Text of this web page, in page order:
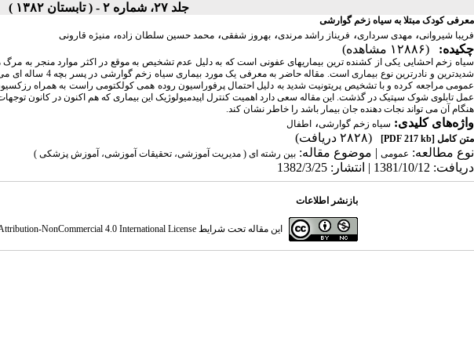
جلد ۲۷، شماره ۲ - ( تابستان ۱۳۸۲ )
معرفی کودک مبتلا به سیاه زخم گوارشی
فریبا شیروانی، مهدی سرداری، فریناز راشد مرندی، بهروز شفقی، محمد حسین سلطان زاده، منیژه قارونی
چکیده: (۱۲۸۸۶ مشاهده)
سیاه زخم احشایی یکی از کشنده ترین بیماریهای عفونی است که به دلیل عدم تشخیص به موقع در اکثر موارد منجر به
شدیدترین و نادرترین
عمومی مراجعه کرده و با تشخیص پریتونیت شدید به دلیل احتمال پرفوراسیون روده همی کولکتومی راست به همراه
عمل تابلوی شوک سپتیک در گذشت. این مقاله سعی دارد اهمیت کنترل اپیدمیولوژیک این بیماری که هم اکنون در کانون
هنگام آن می تواند نجات دهنده جان بیمار باشد را خاطر نشان کند.
واژه‌های کلیدی: سیاه زخم گوارشی،
اطفال
متن کامل [PDF 217 kb]
(۲۸۲۸ دریافت)
نوع مطالعه: عمومی | موضوع مقاله: بین رشته ای ( مدیریت آموزشی، تحقیقات آموزشی، آموزش پزشکی )
دریافت: 1381/10/12 | انتشار: 1382/3/25
بازنشر اطلاعات
این مقاله تحت شرایط NonCommercial 4.0 International License